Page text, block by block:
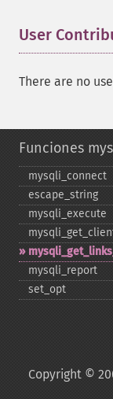
User
There are no
Funciones
mysqli_​connect
escape_​string
mysqli_​execute
mysqli_​report
set_​opt
Copyright ©